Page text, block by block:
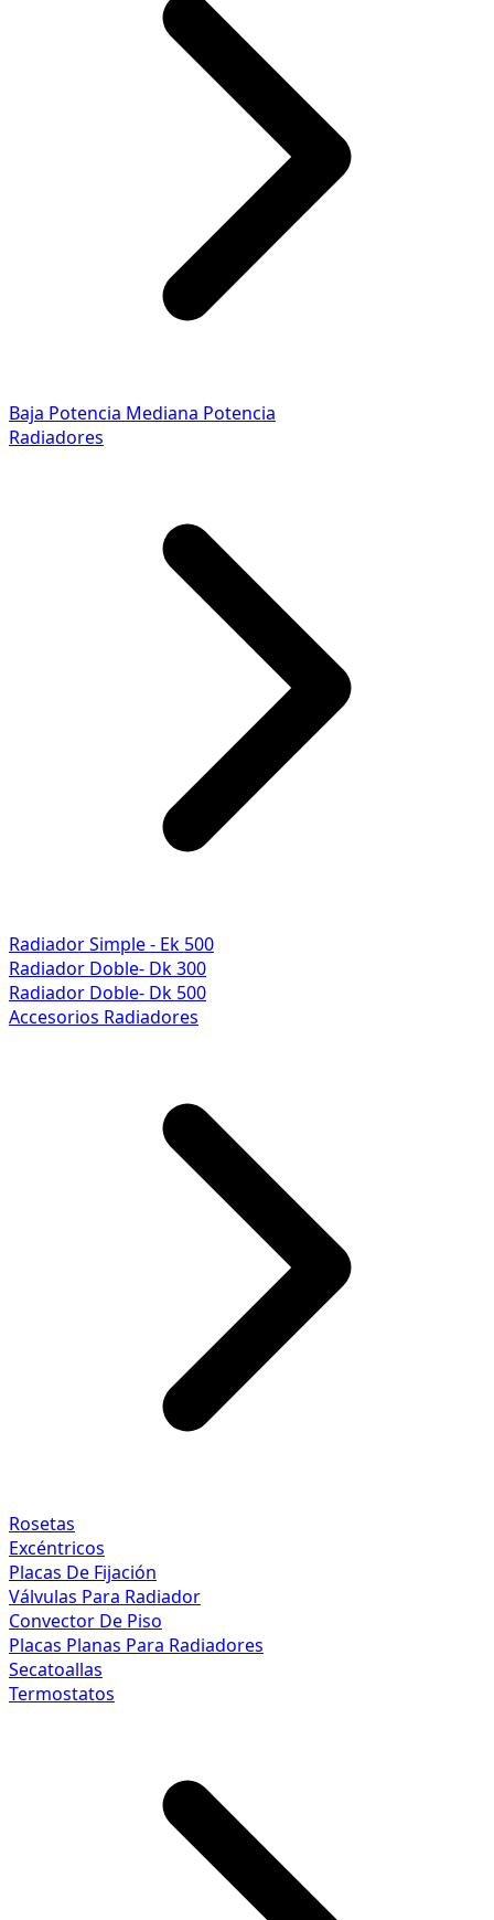
Baja Potencia Mediana Potencia
Radiadores
Radiador Simple - Ek 500
Radiador Doble- Dk 300
Radiador Doble- Dk 500
Accesorios Radiadores
Rosetas
Excéntricos
Placas De Fijación
Válvulas Para Radiador
Convector De Piso
Placas Planas Para Radiadores
Secatoallas
Termostatos